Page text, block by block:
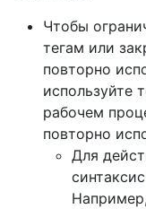
Чтобы
тегам или
повторно
используйте
рабочем
повторно
Для
синтаксис
Например,